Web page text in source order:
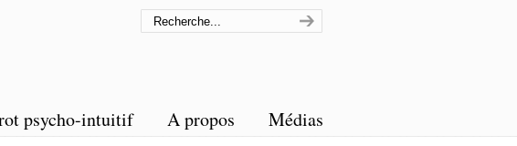
psycho-intuitif A propos Médias